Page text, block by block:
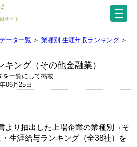
ータ一覧 ＞ 業種別 生涯年収ランキング ＞
ング（その他金融業）
を一覧にして掲載
06月25日
より抽出した上場企業の業種別（そ
生涯給与ランキング（全38社）を